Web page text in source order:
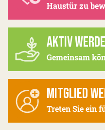
Haustür zu
AKTIV
Gemeinsam
MITGLIED
Treten Sie ein